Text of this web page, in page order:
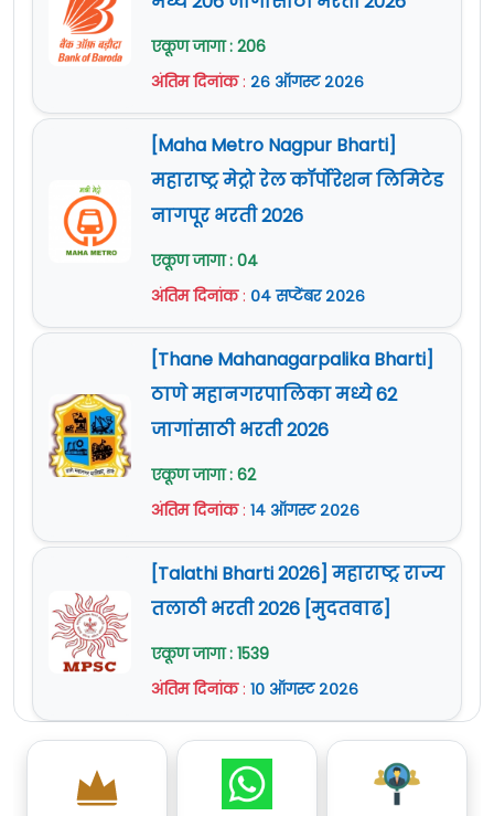
एकूण जागा : 206
अंतिम दिनांक: २६ ऑगस्ट २०२६
[Maha Metro Nagpur Bharti]
महाराष्ट्र मेट्रो रेल कॉर्पोरेशन लिमिटेड
नागपूर भरती 2026
एकूण जागा : 04
अंतिम दिनांक: ०४ सप्टेंबर २०२६
[Thane Mahanagarpalika Bharti]
ठाणे महानगरपालिका मध्ये 62
जागांसाठी भरती 2026
एकूण जागा : 62
अंतिम दिनांक: १४ ऑगस्ट २०२६
[Talathi Bharti 2026] महाराष्ट्र राज्य
तलाठी भरती 2026 [मुदतवाढ]
एकूण जागा : 1539
अंतिम दिनांक: १० ऑगस्ट २०२६